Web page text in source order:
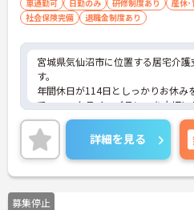
車通勤可 日勤のみ 研修制度あり
産休･
社会保険完備
退職金制度あり
宮城県気仙沼市に位置する居宅介護
す。
年間休日が114日としっかりお休み
で、ワークライフバランスを大切
すめです。
昇給や賞与制度があり頑張りが評価
と職員に還元されます。
ご興味のある方には、面接対策ポイ
に詳細をお話しいたしますのでお
さい！
詳細を見る
募集停止